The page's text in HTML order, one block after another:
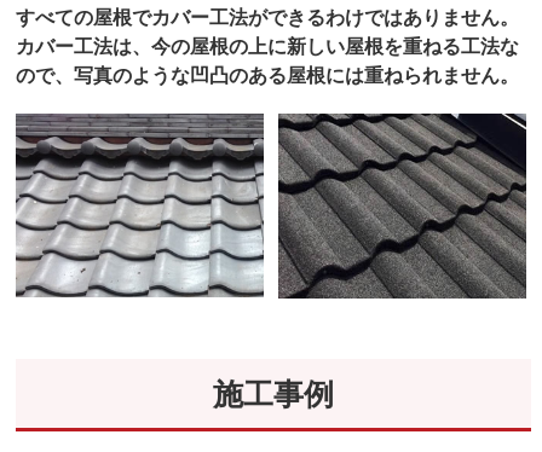
すべての屋根でカバー工法ができるわけではありません。
カバー工法は、今の屋根の上に新しい屋根を重ねる工法な
ので、写真のような凹凸のある屋根には重ねられません。
施工事例